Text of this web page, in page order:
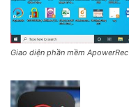
Giao diện phần mềm ApowerRec